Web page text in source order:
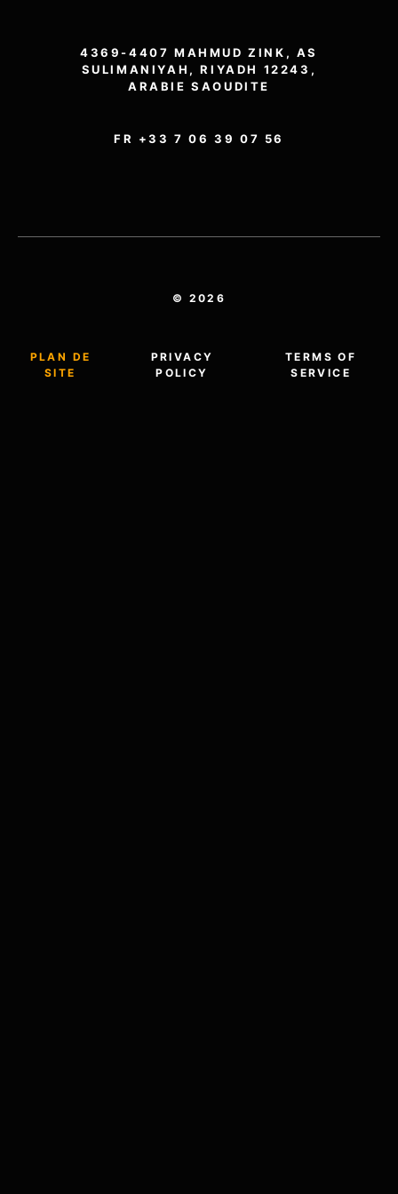
4369-4407 MAHMUD ZINK, AS
SULIMANIYAH, RIYADH 12243,
ARABIE SAOUDITE
FR +33 7 06 39 07 56
© 2026
PLAN DE
SITE
PRIVACY
POLICY
TERMS OF
SERVICE